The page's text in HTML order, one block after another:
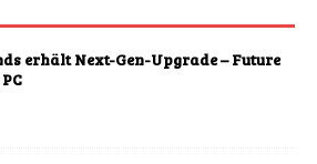
erhält Next-Gen-Upgrade – Future